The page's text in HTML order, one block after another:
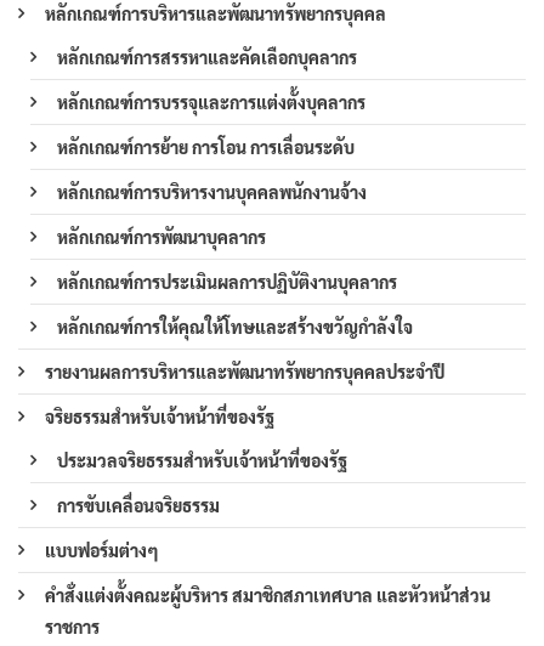
หลักเกณฑ์การบริหารและพัฒนาทรัพยากรบุคคล
หลักเกณฑ์การสรรหาและคัดเลือกบุคลากร
หลักเกณฑ์การบรรจุและการแต่งตั้งบุคลากร
หลักเกณฑ์การย้าย การโอน การเลื่อนระดับ
หลักเกณฑ์การบริหารงานบุคคลพนักงานจ้าง
หลักเกณฑ์การพัฒนาบุคลากร
หลักเกณฑ์การประเมินผลการปฏิบัติงานบุคลากร
หลักเกณฑ์การให้คุณให้โทษและสร้างขวัญกำลังใจ
รายงานผลการบริหารและพัฒนาทรัพยากรบุคคลประจำปี
จริยธรรมสำหรับเจ้าหน้าที่ของรัฐ
ประมวลจริยธรรมสำหรับเจ้าหน้าที่ของรัฐ
การขับเคลื่อนจริยธรรม
แบบฟอร์มต่างๆ
คำสั่งแต่งตั้งคณะผู้บริหาร สมาชิกสภาเทศบาล และหัวหน้าส่วน
ราชการ